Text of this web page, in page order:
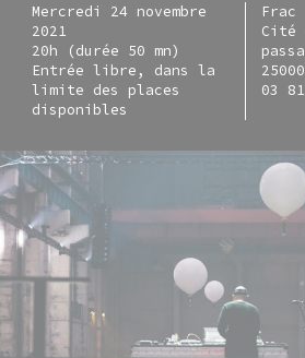
Mercredi 24 novembre
2021
20h (durée 50 mn)
Entrée libre, dans la
limite des places
disponibles
Frac
Cité
03